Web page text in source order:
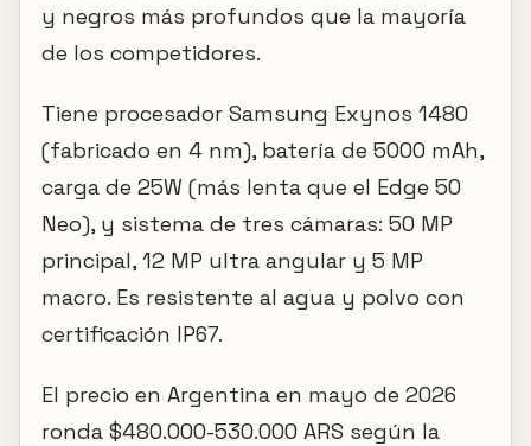
y negros más profundos que la mayoría
de los competidores.
Tiene procesador Samsung Exynos 1480
(fabricado en 4 nm), batería de 5000 mAh,
carga de 25W (más lenta que el Edge 50
Neo), y sistema de tres cámaras: 50 MP
principal, 12 MP ultra angular y 5 MP
macro. Es resistente al agua y polvo con
certificación IP67.
El precio en Argentina en mayo de 2026
ronda $480.000-530.000 ARS según la